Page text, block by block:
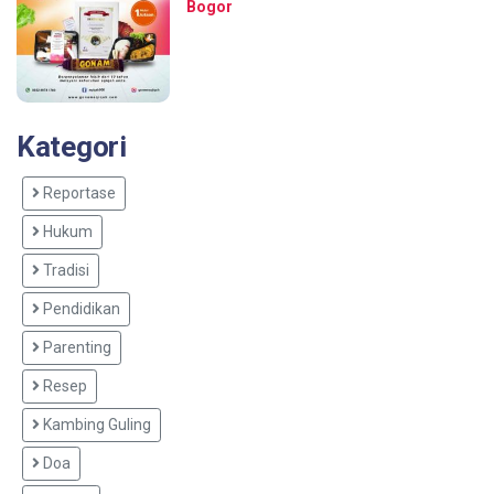
Bogor
Kategori
Reportase
Hukum
Tradisi
Pendidikan
Parenting
Resep
Kambing Guling
Doa